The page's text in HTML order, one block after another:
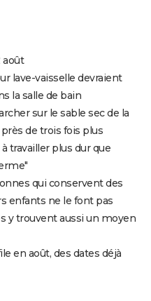
août
lave-vaisselle devraient
la salle de bain
sur le sable sec de la
de trois fois plus
travailler plus dur que
qui conservent des
enfants ne le font pas
y trouvent aussi un moyen
en août, des dates déjà